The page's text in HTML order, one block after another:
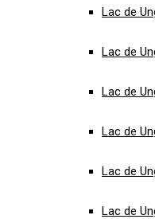
Lac de
Lac de
Lac de
Lac de
Lac de
Lac de